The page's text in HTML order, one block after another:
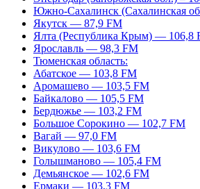
Южно-Сахалинск (Сахалинская
Якутск — 87,9 FM
Ялта (Республика Крым) — 106,8
Ярославль — 98,3 FM
Тюменская область:
Абатское — 103,8 FM
Аромашево — 103,5 FM
Байкалово — 105,5 FM
Бердюжье — 103,2 FM
Большое Сорокино — 102,7 FM
Вагай — 97,0 FM
Викулово — 103,6 FM
Голышманово — 105,4 FM
Демьянское — 102,6 FM
Ермаки — 103,3 FM